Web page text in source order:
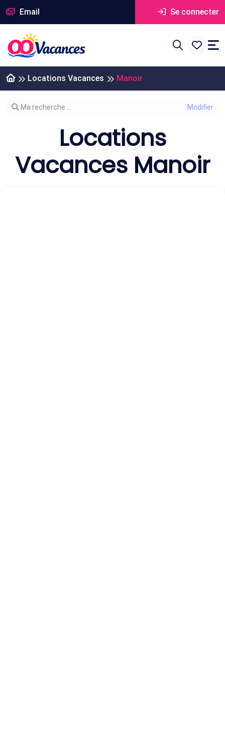
Email Se connecter
Locations Vacances Manoir
Modifier votre recherche
Ma recherche ...
Locations
Vacances Manoir